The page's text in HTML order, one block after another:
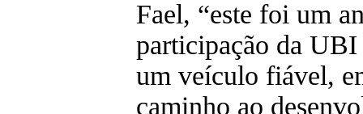
Fael, “este foi um
participação da
um veículo fiável,
caminho ao